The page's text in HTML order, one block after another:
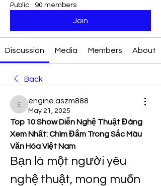
Public · 90 members
Join
Discussion Media Members About
Back
engine.aszm888
engine.aszm888
May 21, 2025
Top 10 Show Diễn Nghệ Thuật Đáng
Xem Nhất: Chìm Đắm Trong Sắc Màu
Văn Hóa Việt Nam
Bạn là một người yêu
nghệ thuật, mong muốn